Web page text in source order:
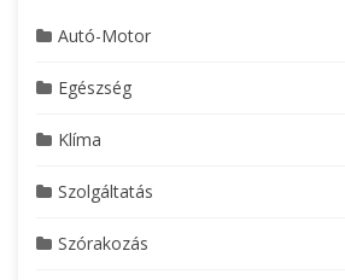
Autó-Motor
Egészség
Klíma
Szolgáltatás
Szórakozás